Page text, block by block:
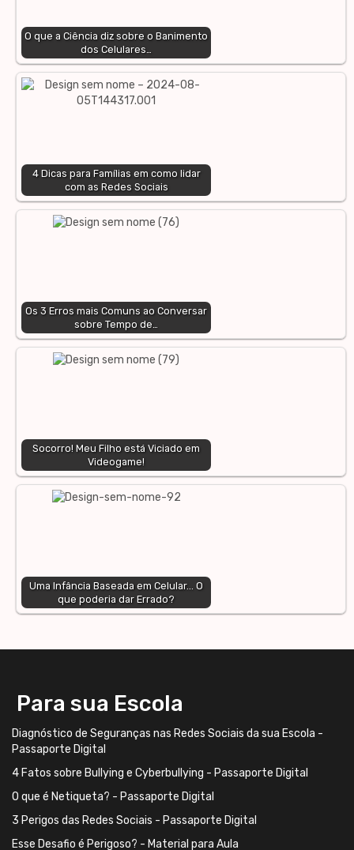
O que a Ciência diz sobre o Banimento
dos Celulares…
4 Dicas para Famílias em como lidar
com as Redes Sociais
Os 3 Erros mais Comuns ao Conversar
sobre Tempo de…
Socorro! Meu Filho está Viciado em
Videogame!
Uma Infância Baseada em Celular... O
que poderia dar Errado?
Para sua Escola
Diagnóstico de Seguranças nas Redes Sociais da sua Escola -
Passaporte Digital
4 Fatos sobre Bullying e Cyberbullying - Passaporte Digital
O que é Netiqueta? - Passaporte Digital
3 Perigos das Redes Sociais - Passaporte Digital
Esse Desafio é Perigoso? - Material para Aula